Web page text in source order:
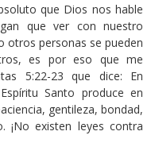
que Dios nos hable
que ver con nuestro
otros personas se pueden
es por eso que me
5:22-23 que dice: En
Santo produce en
gentileza, bondad,
¡No existen leyes contra